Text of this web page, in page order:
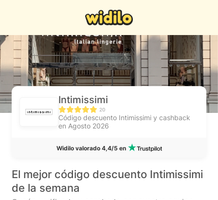
Intimissimi
20
Código descuento Intimissimi y cashback
en Agosto 2026
Widilo valorado 4,4/5 en
El mejor código descuento Intimissimi
de la semana